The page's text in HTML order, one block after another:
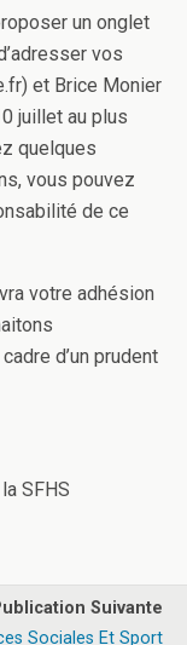
un onglet
vos
et Brice Monier
juillet au plus
quelques
vous pouvez
de ce
votre adhésion
d’un prudent
SFHS
Suivante
Sociales Et Sport